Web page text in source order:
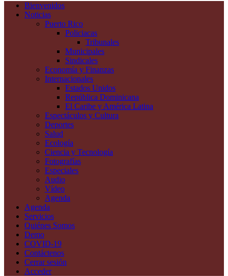
Bienvenidos
Noticias
Puerto Rico
Policiacas
Tribunales
Municipales
Sindicales
Economía y Finanzas
Internacionales
Estados Unidos
República Dominicana
El Caribe y América Latina
Espectáculos y Cultura
Deportes
Salud
Ecología
Ciencia y Tecnología
Fotografías
Especiales
Audio
Vídeo
Agenda
Agenda
Servicios
Quiénes Somos
Demo
COVID-19
Contáctenos
Cerrar sesión
Acceder